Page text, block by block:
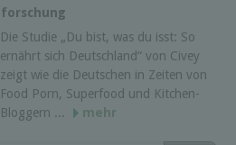
Die Studie „Du bist, was du isst: So
ernährt sich Deutschland“ von Civey
zeigt wie die Deutschen in Zeiten von
Food Porn, Superfood und Kitchen-
Bloggern ...
mehr